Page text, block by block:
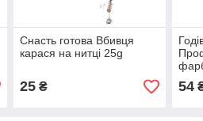
Снасть готова Вбивця
карася на нитці 25g
25₴ 54